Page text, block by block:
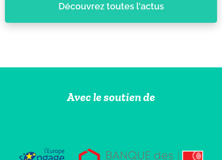
Découvrez toutes l'actus
Avec le soutien de